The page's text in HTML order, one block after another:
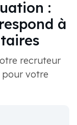
:
à
recruteur
pour votre